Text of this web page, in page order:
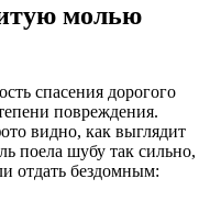
молью
спасения дорогого
повреждения.
видно, как выглядит
поела шубу так сильно,
отдать бездомным: